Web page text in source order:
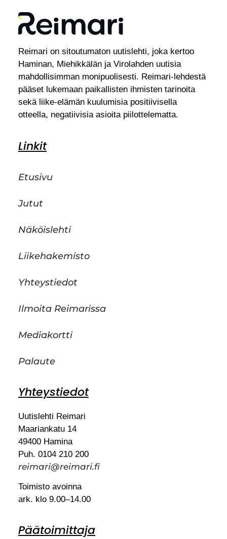
Reimari on sitoutumaton uutislehti, joka kertoo
Haminan, Miehikkälän ja Virolahden uutisia
mahdollisimman monipuolisesti. Reimari-lehdestä
pääset lukemaan paikallisten ihmisten tarinoita
sekä liike-elämän kuulumisia positiivisella
otteella, negatiivisia asioita piilottelematta.
Linkit
Etusivu
Jutut
Näköislehti
Liikehakemisto
Yhteystiedot
Ilmoita Reimarissa
Mediakortti
Palaute
Yhteystiedot
Uutislehti Reimari
Maariankatu 14
49400 Hamina
Puh. 0104 210 200
reimari@reimari.fi
Toimisto avoinna
ark. klo 9.00–14.00
Päätoimittaja